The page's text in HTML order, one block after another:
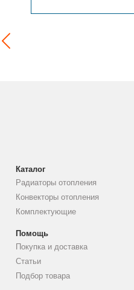
Каталог
Радиаторы отопления
Конвекторы отопления
Комплектующие
Помощь
Покупка и доставка
Статьи
Подбор товара